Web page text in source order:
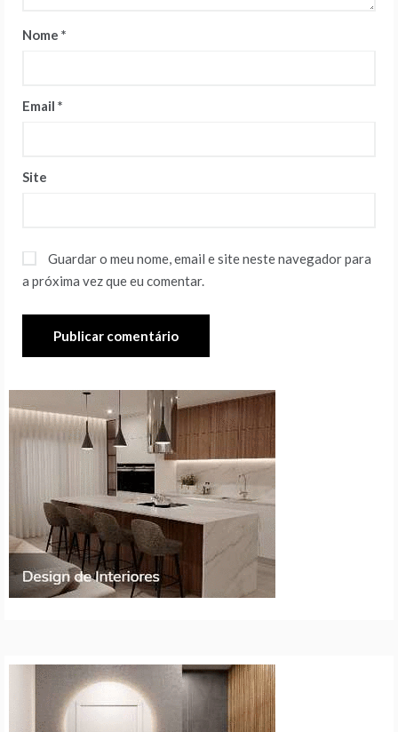
Nome *
Email *
Site
Guardar o meu nome, email e site neste navegador para
a próxima vez que eu comentar.